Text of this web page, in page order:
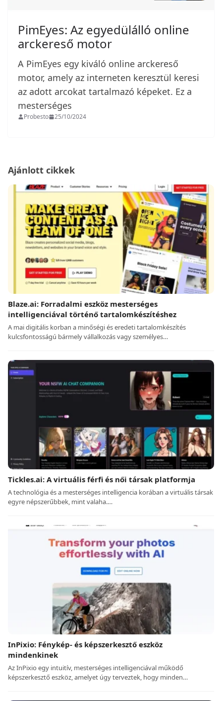
PimEyes: Az egyedülálló online
arckereső motor
A PimEyes egy kiváló online arckereső
motor, amely az interneten keresztül keresi
az adott arcokat tartalmazó képeket. Ez a
mesterséges
Probesto 25/10/2024
Ajánlott cikkek
Blaze.ai: Forradalmi eszköz mesterséges
intelligenciával történő tartalomkészítéshez
A mai digitális korban a minőségi és eredeti tartalomkészítés
kulcsfontosságú bármely vállalkozás vagy személyes…
Tickles.ai: A virtuális férfi és női társak platformja
A technológia és a mesterséges intelligencia korában a virtuális társak
egyre népszerűbbek, mint valaha.…
InPixio: Fénykép- és képszerkesztő eszköz
mindenkinek
Az InPixio egy intuitív, mesterséges intelligenciával működő
képszerkesztő eszköz, amelyet úgy terveztek, hogy minden…